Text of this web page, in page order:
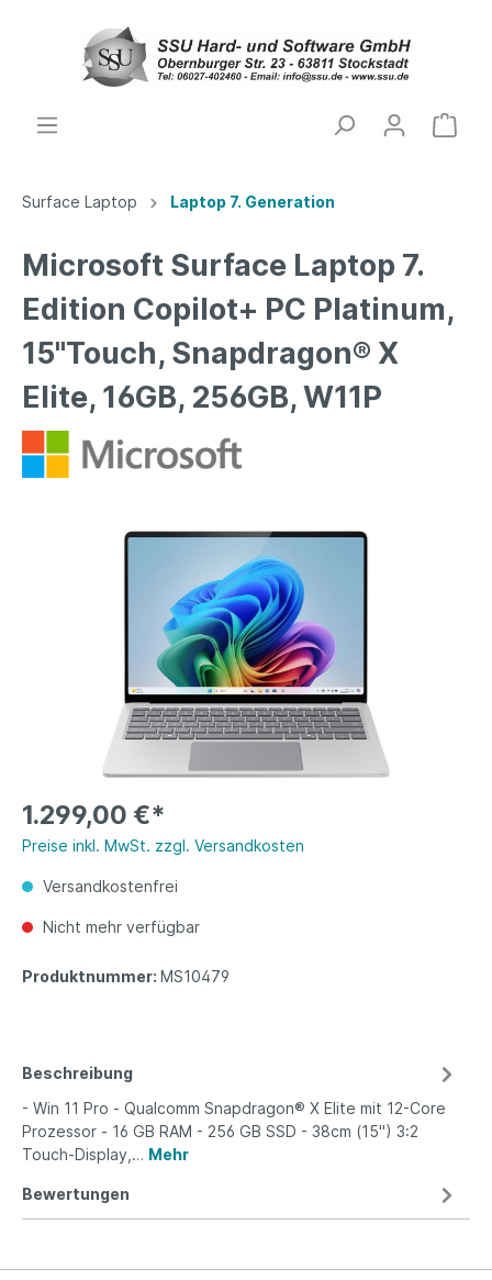
Surface Laptop Laptop 7. Generation
Microsoft Surface Laptop 7.
Edition Copilot+ PC Platinum,
15"Touch, Snapdragon® X
Elite, 16GB, 256GB, W11P
1.299,00 €*
Preise inkl. MwSt. zzgl. Versandkosten
Versandkostenfrei
Nicht mehr verfügbar
Produktnummer: MS10479
Beschreibung
- Win 11 Pro - Qualcomm Snapdragon® X Elite mit 12-Core
Prozessor - 16 GB RAM - 256 GB SSD - 38cm (15") 3:2
Touch-Display,… Mehr
Bewertungen